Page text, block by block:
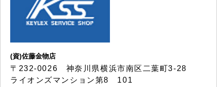
(資)佐藤金物店
〒232-0026 神奈川県横浜市南区二葉町3-28
ライオンズマンション第8 101